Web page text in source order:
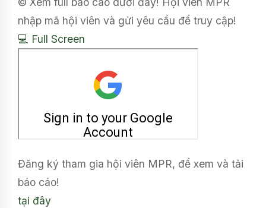
nhập mã hội viên và gửi yêu cầu để truy cập!
💻 Full Screen
Đăng ký tham gia hội viên MPR, để xem và tải
báo cáo!
tại đây